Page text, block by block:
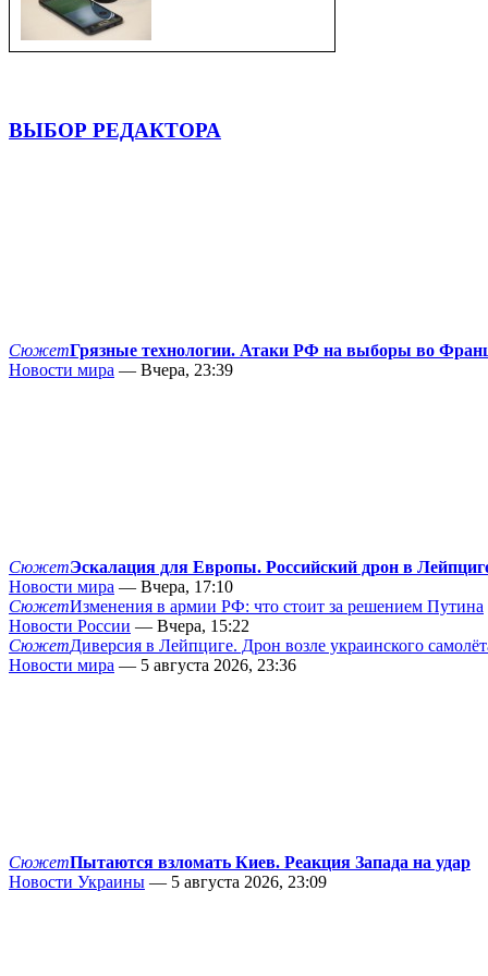
ВЫБОР РЕДАКТОРА
СюжетГрязные технологии. Атаки РФ на выборы во
Новости мира — Вчера, 23:39
СюжетЭскалация для Европы. Российский дрон в
Новости мира — Вчера, 17:10
СюжетИзменения в армии РФ: что стоит за решением Путина
Новости России — Вчера, 15:22
СюжетДиверсия в Лейпциге. Дрон возле украинского
Новости мира — 5 августа 2026, 23:36
СюжетПытаются взломать Киев. Реакция Запада на удар
Новости Украины — 5 августа 2026, 23:09